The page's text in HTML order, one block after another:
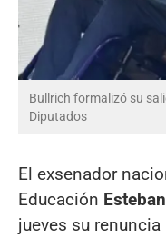
Bullrich formalizó su
Diputados
El exsenador
Educación
jueves su